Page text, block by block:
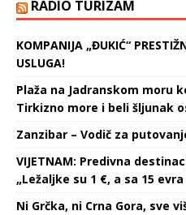
RADIO TURIZAM
KOMPANIJA „ĐUKIĆ“
USLUGA!
Plaža na Jadranskom moru
Tirkizno more i beli šljunak
Zanzibar – Vodič za putovanje
VIJETNAM: Predivna
„Ležaljke su 1 €, a sa 15
Ni Grčka, ni Crna Gora, sve